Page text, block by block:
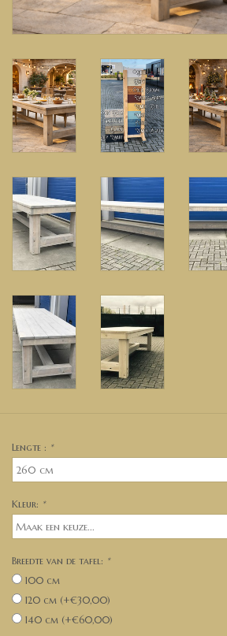
buy-gift-card
Zuilen & Pilaren
Lengte : *
Kleur: *
Breedte van de tafel: *
100 cm
120 cm (+€30,00)
140 cm (+€60,00)